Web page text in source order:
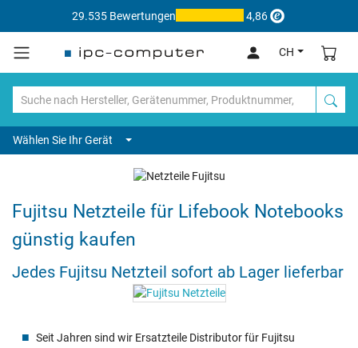
29.535 Bewertungen 4,86
CH
Wählen Sie Ihr Gerät
Fujitsu Netzteile für Lifebook Notebooks
günstig kaufen
Jedes Fujitsu Netzteil sofort ab Lager lieferbar
Seit Jahren sind wir Ersatzteile Distributor für Fujitsu